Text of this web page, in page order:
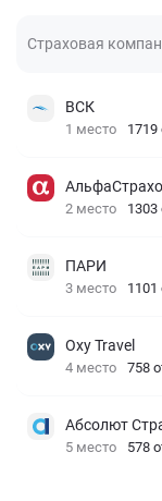
Страховая
ВСК
1 место 1719
2 место 1303
ПАРИ
3 место 1101
Oxy Travel
4 место 758
Абсолют
5 место 578